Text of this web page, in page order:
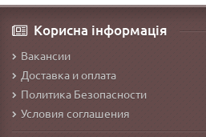
Корисна інформація
Вакансии
Доставка и оплата
Политика Безопасности
Условия соглашения